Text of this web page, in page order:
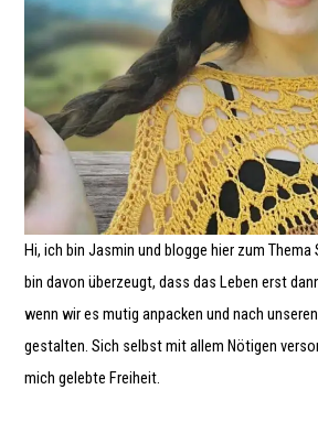
Hi, ich bin Jasmin und blogge hier zum
bin davon überzeugt, dass das Leben erst
wenn wir es mutig anpacken und nach
gestalten. Sich selbst mit allem Nötigen
mich gelebte Freiheit.